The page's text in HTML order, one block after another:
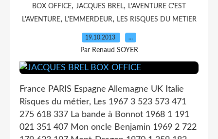
BOX OFFICE, JACQUES BREL, L'AVENTURE C'EST
L'AVENTURE, L'EMMERDEUR, LES RISQUES DU METIER
19.10.2013 …
Par Renaud SOYER
France PARIS Espagne Allemagne UK Italie
Risques du métier, Les 1967 3 523 573 471
275 618 337 La bande à Bonnot 1968 1 191
021 351 407 Mon oncle Benjamin 1969 2 722